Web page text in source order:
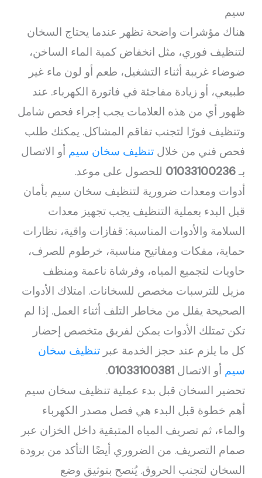
سيم
هناك مؤشرات واضحة تظهر عندما يحتاج السخان
لتنظيف فوري، مثل انخفاض كمية الماء الساخن،
ضوضاء غريبة أثناء التشغيل، طعم أو لون ماء غير
طبيعي، أو زيادة مفاجئة في فاتورة الكهرباء. عند
ظهور أي من هذه العلامات يجب إجراء فحص شامل
وتنظيف فورًا لتجنب تفاقم المشاكل. يمكنك طلب
فحص فني من خلالتنظيف سخان سيم أو الاتصال
بـ01033100236 للحصول على موعد.
أدوات ومعدات ضرورية لتنظيف سخان سيم بأمان
قبل البدء بعملية التنظيف يجب تجهيز معدات
السلامة والأدوات المناسبة: قفازات واقية، نظارات
حماية، مفكات ومفاتيح مناسبة، خرطوم للصرف،
حاويات لتجميع المياه، وفرشاة ناعمة ومنظف
مزيل للترسبات مخصص للسخانات. امتلاك الأدوات
الصحيحة يقلل من مخاطر التلف أثناء العمل. إذا لم
تكن تمتلك الأدوات يمكن لفريق متخصص إحضار
كل ما يلزم عند حجز الخدمة عبرتنظيف سخان
سيم أو الاتصال01033100381
.
تحضير السخان قبل بدء عملية تنظيف سخان سيم
أهم خطوة قبل البدء هي فصل مصدر الكهرباء
والماء، ثم تصريف المياه المتبقية داخل الخزان عبر
صمام التصريف. من الضروري أيضًا التأكد من برودة
السخان لتجنب الحروق. يُنصح بتوثيق وضع